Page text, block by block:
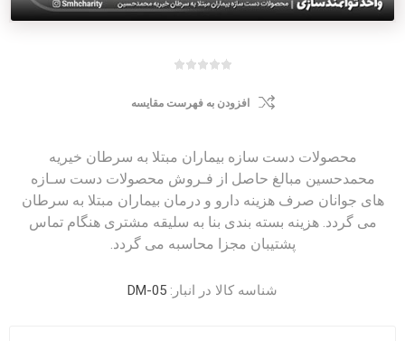
افزودن به فهرست مقایسه
محصولات دست سازه بیماران مبتلا به سرطان خیریه
محمدحسین مبالغ حاصل از فـروش محصولات دست سـازه
های جوانان صرف هزینه دارو و درمان بیماران مبتلا به سرطان
می گردد. هزینه بسته بندی بنا به سلیقه مشتری هنگام تماس
پشتیبان مجزا محاسبه می گردد.
شناسه کالا در انبار: DM-05